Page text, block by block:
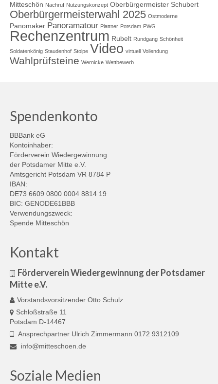
Mitteschön Nachruf Nutzungskonzept Oberbürgermeister Schubert
Oberbürgermeisterwahl 2025 Ostmoderne
Panomaker Panoramatour Plattner Potsdam PWG
Rechenzentrum Rubelt Rundgang Schönheit
Soldatenkönig Staudenhof Stolpe Video virtuell Vollendung
Wahlprüfsteine Wernicke Wettbewerb
Spendenkonto
BBBank eG
Kontoinhaber:
Förderverein Wiedergewinnung
der Potsdamer Mitte e.V.
Amtsgericht Potsdam VR 8784 P
IBAN:
DE73 6609 0800 0004 8814 19
BIC: GENODE61BBB
Verwendungszweck:
Spende Mitteschön
Kontakt
Förderverein Wiedergewinnung der Potsdamer
Mitte e.V.
Vorstandsvorsitzender Otto Schulz
Schloßstraße 11
Potsdam D-14467
Ansprechpartner Ulrich Zimmermann 0172 9312109
info@mitteschoen.de
Soziale Medien